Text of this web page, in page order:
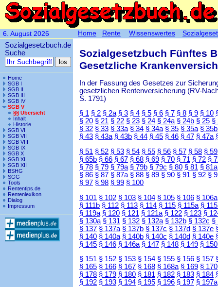
6. August 2026
Sozialgesetzbuch.de
Suche
Home
SGB I
SGB II
SGB III
SGB IV
SGB V
§§ Übersicht
Inhalt
Historie
SGB VI
SGB VII
SGB VIII
SGB IX
SGB X
SGB XI
SGB XII
BSHG
SGG
Tools
Rententips.de
Rentenlexikon
Dialog
Impressum
Sozialgesetzbuch Fünftes
Gesetzliche
In der Fassung des Gesetzes zur
gesetzlichen Rentenversicherung (RV-
S. 1791)
§ 1 § 2 § 2a § 3 § 4 § 5 § 6 § 7 § 8 § 9 § 10
§ 20 § 21 § 22 § 23 § 24 § 24a § 24b § 25 §
§ 32 § 33 § 33a § 34 § 34a § 35 § 35a § 35b
§ 43 § 43a § 43b § 44 § 45 § 46 § 47 § 47a
§ 51 § 52 § 53 § 54 § 55 § 56 § 57 § 58 § 59
§ 65b § 66 § 67 § 68 § 69 § 70 § 71 § 72 §
§ 78 § 79 § 79a § 79b § 79c § 80 § 81 § 81a
§ 86 § 87 § 87a § 88 § 89 § 90 § 91 § 92 §
§ 97 § 98 § 99 § 100
§ 101 § 102 § 103 § 104 § 105 § 106 § 106a
§ 111b § 112 § 113 § 114 § 115 § 115a §
§ 119a § 120 § 121 § 121a § 122 § 123 §
§ 130a § 131 § 132 § 132a § 132b § 132c §
§ 137 § 137a § 137b § 137c § 137d § 137e
§ 140 § 140a § 140b § 140c § 140d § 140e
§ 145 § 146 § 146a § 147 § 148 § 149 § 150
§ 151 § 152 § 153 § 154 § 155 § 156 § 157
§ 165 § 166 § 167 § 168 § 168a § 169 § 170
§ 178 § 179 § 180 § 181 § 182 § 183 § 184
§ 192 § 193 § 194 § 195 § 196 § 197 § 197a
Home Rente Wissenswertes